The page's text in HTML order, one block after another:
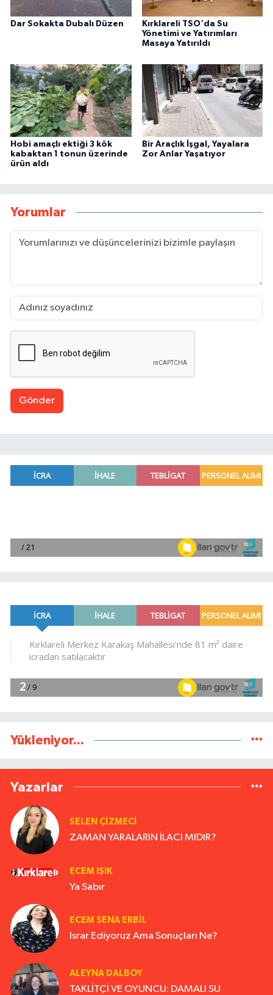
Dar Sokakta Dubalı Düzen
Kırklareli TSO'da Su
Yönetimi ve Yatırımları
Masaya Yatırıldı
Hobi amaçlı ektiği 3 kök
kabaktan 1 tonun üzerinde
ürün aldı
Bir Araçlık İşgal, Yayalara
Zor Anlar Yaşatıyor
Yorumlar
Gönder
Yükleniyor...
Yazarlar
SELEN ÇİZMECİ
ZAMAN YARALARIN İLACI MIDIR?
ECEM IŞIK
Ya Sabır
ECEM SENA ERBIL
Israr Ediyoruz Ama Sonuçları Ne?
ALEYNA DALBOY
TAKLİTÇİ VE OYUNCU: DAMALI SU